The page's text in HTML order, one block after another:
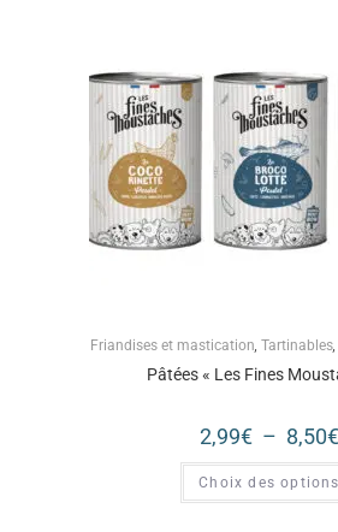
Friandises et mastication, Tartinables,
Pâtées « Les Fines
2,99€ – 8,50€
Choix des options